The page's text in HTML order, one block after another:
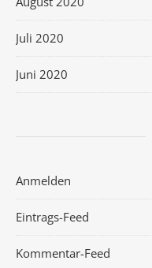
Juli 2020
Juni 2020
Anmelden
Eintrags-Feed
Kommentar-Feed